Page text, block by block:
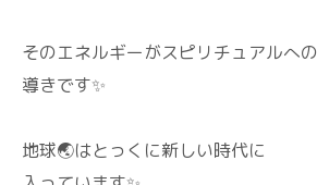
そのエネルギーがスピリチュアルへの
導きです✨
地球🌏️はとっくに新しい時代に